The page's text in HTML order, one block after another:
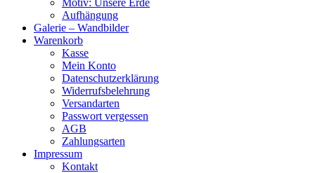
Motiv: Unsere Erde
Aufhängung
Galerie – Wandbilder
Warenkorb
Kasse
Mein Konto
Datenschutzerklärung
Widerrufsbelehrung
Versandarten
Passwort vergessen
AGB
Zahlungsarten
Impressum
Kontakt